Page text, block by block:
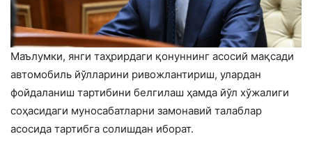
Маълумки, янги таҳрирдаги қонуннинг асосий мақсади
автомобиль йўлларини ривожлантириш, улардан
фойдаланиш тартибини белгилаш ҳамда йўл хўжалиги
соҳасидаги муносабатларни замонавий талаблар
асосида тартибга солишдан иборат.